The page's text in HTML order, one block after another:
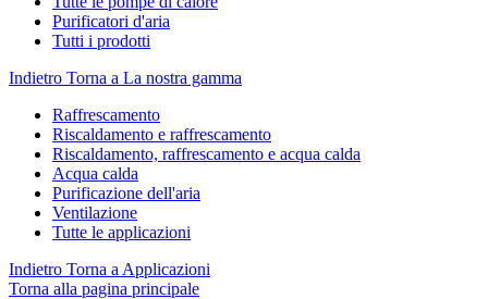
Purificatori d'aria
Tutti i prodotti
Indietro Torna a La nostra gamma
Raffrescamento
Riscaldamento e raffrescamento
Riscaldamento, raffrescamento e acqua calda
Acqua calda
Purificazione dell'aria
Ventilazione
Tutte le applicazioni
Indietro Torna a Applicazioni
Torna alla pagina principale